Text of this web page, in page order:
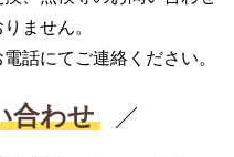
ません。
話にてご連絡ください。
合わせ